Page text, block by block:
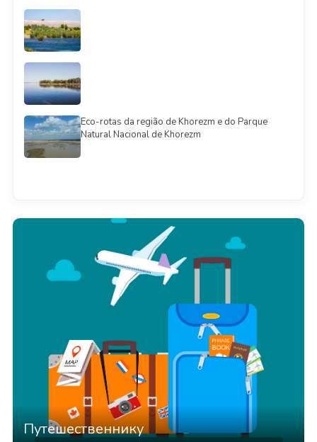
Eco-rotas da região de Khorezm e do Parque
Natural Nacional de Khorezm
Путешественнику